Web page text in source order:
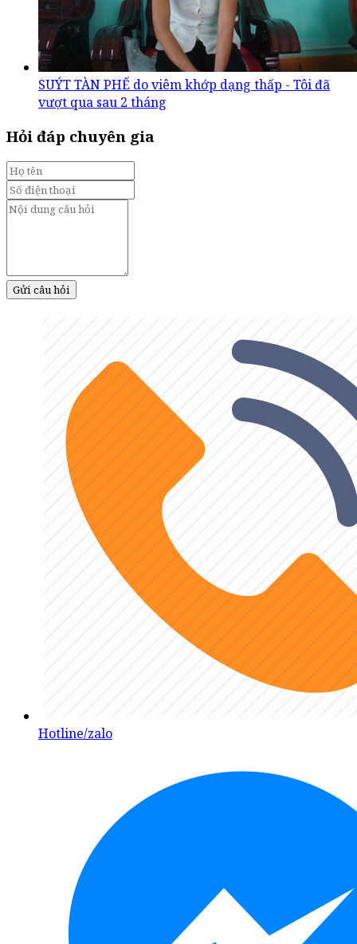
SUÝT TÀN PHẾ do viêm khớp dạng thấp - Tôi đã
vượt qua sau 2 tháng
Hỏi đáp chuyên gia
Gửi câu hỏi
Hotline/zalo